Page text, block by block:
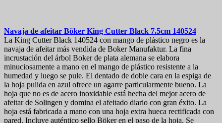
Navaja de afeitar Böker King Cutter Black 7.5cm 140524
La King Cutter Black 140524 con mango de plástico negro es la
navaja de afeitar más vendida de Boker Manufaktur. La fina
incrustación del árbol Boker de plata alemana se elabora
minuciosamente a mano en el mango de plástico resistente a la
humedad y luego se pule. El dentado de doble cara en la espiga de
la hoja pulida en azul ofrece un agarre particularmente bueno. La
hoja que no es de acero inoxidable está hecha del mejor acero de
afeitar de Solingen y domina el afeitado diario con gran éxito. La
hoja está fabricada a mano con una hoja extra hueca rectificada con
pared. Incluye auténtico sello Böker en el paso de la hoja. Se